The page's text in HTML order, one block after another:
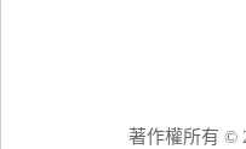
著作權所有 ©